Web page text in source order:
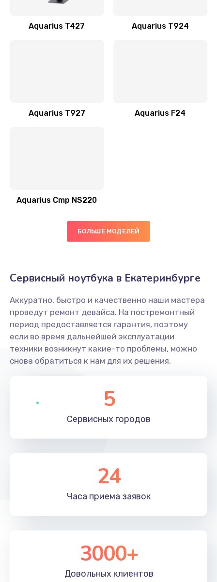
Ремонт разъема питания
Замена видеочипа
Замена кнопки
1025 руб.
Заказать
660 руб.
Замена южного моста
3900 руб.
1490 руб.
Заказать
Aquarius T427 Aquarius T924
Aquarius T927 Aquarius F24
Aquarius Cmp NS220
БОЛЬШЕ МОДЕЛЕЙ
Сервисный ноутбука в Екатеринбурге
Аккуратно, быстро и качественно наши мастера
проведут ремонт девайса. На постремонтный
период предоставляется гарантия, поэтому
если во время дальнейшей эксплуатации
техники возникнут какие-то проблемы, можно
снова обратиться к нам для их решения.
5
Сервисных городов
24
Часа приема заявок
3000+
Довольных клиентов